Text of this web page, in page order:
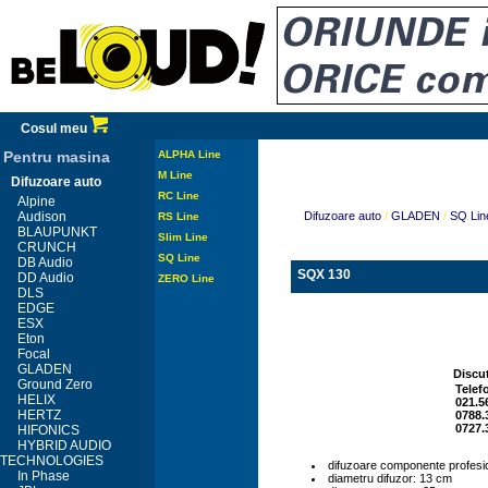
Cosul meu
Pentru masina
Difuzoare auto
Alpine
Audison
BLAUPUNKT
CRUNCH
DB Audio
DD Audio
DLS
EDGE
ESX
Eton
Focal
GLADEN
Ground Zero
HELIX
HERTZ
HIFONICS
HYBRID AUDIO
TECHNOLOGIES
In Phase
ALPHA Line
M Line
RC Line
RS Line
Slim Line
SQ Line
ZERO Line
Difuzoare auto/ GLADEN / SQ
SQX 130
difuzoare componente
diametru difuzor: 13 cm